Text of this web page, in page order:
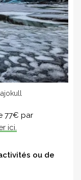
77€ par
ici.
ou de